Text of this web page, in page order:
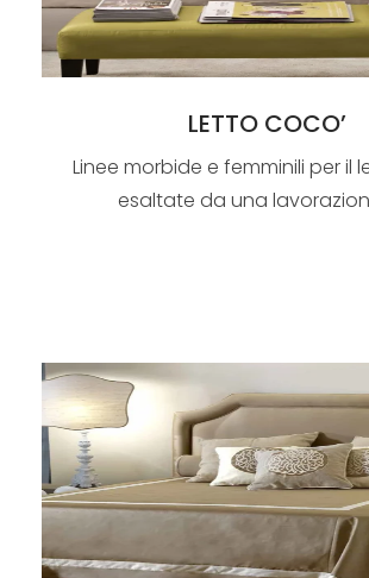
LETTO COCO’
Linee morbide e femminili per il
esaltate da una